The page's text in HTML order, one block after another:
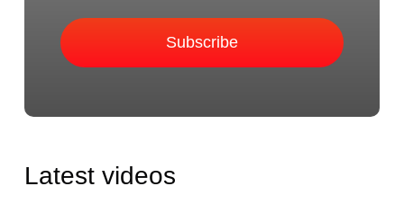
Subscribe
Latest videos